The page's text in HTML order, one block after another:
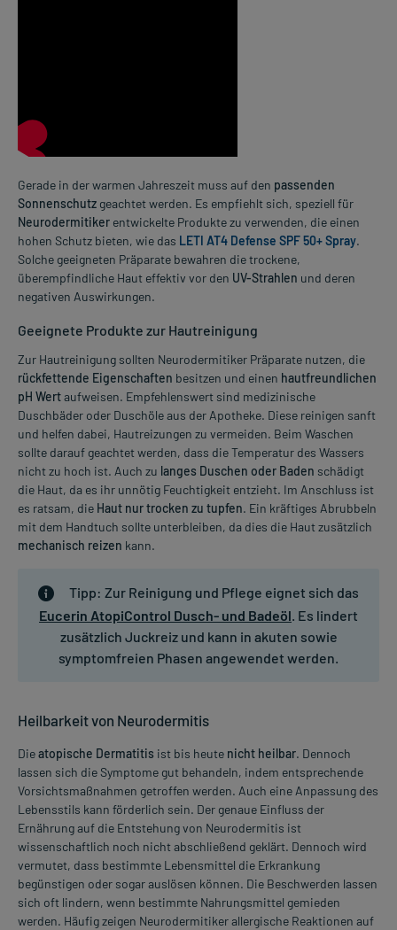
Gerade bei atopischer Haut treten häufig Trockenheit, Rötungen
Gerade in der warmen Jahreszeit muss auf den passenden
Sonnenschutz geachtet werden. Es empfiehlt sich, speziell für
Neurodermitiker entwickelte Produkte zu verwenden, die einen
hohen Schutz bieten, wie das LETI AT4 Defense SPF 50+ Spray.
Solche geeigneten Präparate bewahren die trockene,
überempfindliche Haut effektiv vor den UV-Strahlen und deren
negativen Auswirkungen.
Geeignete Produkte zur Hautreinigung
Zur Hautreinigung sollten Neurodermitiker Präparate nutzen, die
rückfettende Eigenschaften besitzen und einen hautfreundlichen
pH Wertaufweisen. Empfehlenswert sind medizinische
Duschbäder oder Duschöle aus der Apotheke. Diese reinigen sanft
und helfen dabei, Hautreizungen zu vermeiden. Beim Waschen
sollte darauf geachtet werden, dass die Temperatur des Wassers
nicht zu hoch ist. Auch zu langes Duschen oder Baden schädigt
die Haut, da es ihr unnötig Feuchtigkeit entzieht. Im Anschluss ist
es ratsam, die Haut nur trocken zu tupfen. Ein kräftiges Abrubbeln
mit dem Handtuch sollte unterbleiben, da dies die Haut zusätzlich
mechanisch reizen kann.
Tipp: Zur Reinigung und Pflege eignet sich das
Eucerin AtopiControl Dusch- und Badeöl. Es lindert
zusätzlich Juckreiz und kann in akuten sowie
symptomfreien Phasen angewendet werden.
Heilbarkeit von Neurodermitis
Dieatopische Dermatitis ist bis heute nicht heilbar. Dennoch
lassen sich die Symptome gut behandeln, indem entsprechende
Vorsichtsmaßnahmen getroffen werden. Auch eine Anpassung des
Lebensstils kann förderlich sein. Der genaue Einfluss der
Ernährung auf die Entstehung von Neurodermitis ist
wissenschaftlich noch nicht abschließend geklärt. Dennoch wird
vermutet, dass bestimmte Lebensmittel die Erkrankung
begünstigen oder sogar auslösen können. Die Beschwerden lassen
sich oft lindern, wenn bestimmte Nahrungsmittel gemieden
werden. Häufig zeigen Neurodermitiker allergische Reaktionen auf